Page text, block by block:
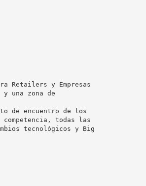
Retailers y Empresas
y una zona de
de encuentro de los
todas las
tecnológicos y Big